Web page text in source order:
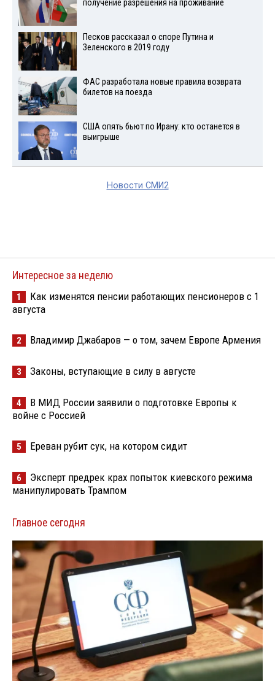
получение разрешения на проживание
Песков рассказал о споре Путина и
Зеленского в 2019 году
ФАС разработала новые правила возврата
билетов на поезда
США опять бьют по Ирану: кто останется в
выигрыше
Новости СМИ2
Интересное за неделю
1
Как изменятся пенсии работающих пенсионеров с 1
августа
2 Владимир Джабаров — о том, зачем Европе Армения
3 Законы, вступающие в силу в августе
4
В МИД России заявили о подготовке Европы к
войне с Россией
5 Ереван рубит сук, на котором сидит
6
Эксперт предрек крах попыток киевского режима
манипулировать Трампом
Главное сегодня